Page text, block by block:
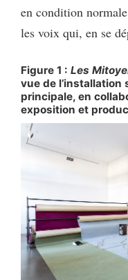
en condition
les voix qui, en se
Figure 1 : Les
vue de l’installation
principale, en
exposition et